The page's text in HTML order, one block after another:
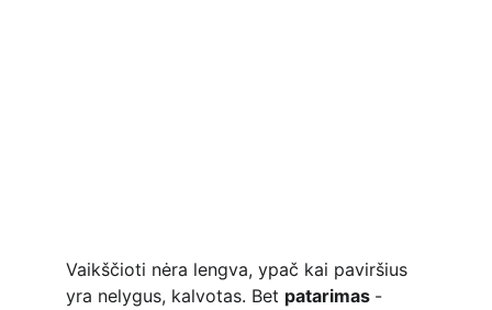
Vaikščioti nėra lengva, ypač kai paviršius
yra nelygus, kalvotas. Bet patarimas -